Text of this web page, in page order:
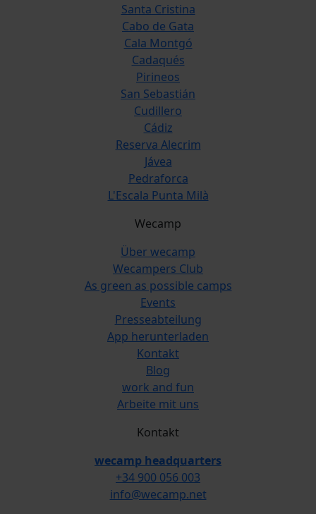
Santa Cristina
Cabo de Gata
Cala Montgó
Cadaqués
Pirineos
San Sebastián
Cudillero
Cádiz
Reserva Alecrim
Jávea
Pedraforca
L'Escala Punta Milà
Wecamp
Über wecamp
Wecampers Club
As green as possible camps
Events
Presseabteilung
App herunterladen
Kontakt
Blog
work and fun
Arbeite mit uns
Kontakt
wecamp headquarters
+34 900 056 003
info@wecamp.net